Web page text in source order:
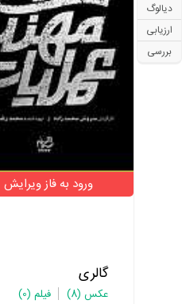
دیالوگ
ارزیابی
بررسی
ورود به فاز ویرایش
گالری
عکس (8) فیلم (0)